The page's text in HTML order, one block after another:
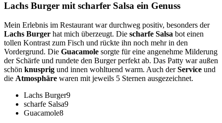
Lachs Burger mit scharfer Salsa ein Genuss
Mein Erlebnis im Restaurant war durchweg positiv, besonders der
Lachs Burger hat mich überzeugt. Die scharfe Salsa bot einen
tollen Kontrast zum Fisch und rückte ihn noch mehr in den
Vordergrund. Die Guacamole sorgte für eine angenehme Milderung
der Schärfe und rundete den Burger perfekt ab. Das Patty war außen
schön knusprig und innen wohltuend warm. Auch derService und
die Atmosphäre waren mit jeweils 5 Sternen ausgezeichnet.
Lachs Burger9
scharfe Salsa9
Guacamole8